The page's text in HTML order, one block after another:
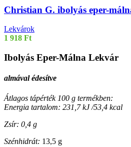
Christian G. ibolyás eper-
Lekvárok
1 918 Ft
Ibolyás Eper-Málna Lekvár
almával édesítve
Átlagos tápérték 100 g termékben:
Energia tartalom: 231,7 kJ /53,4 kcal
Zsír: 0,4 g
Szénhidrát: 13,5 g